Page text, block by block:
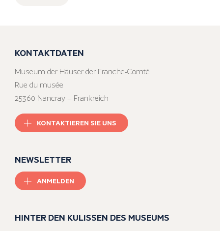
KONTAKTDATEN
Museum der Häuser der Franche-Comté
Rue du musée
25360 Nancray – Frankreich
KONTAKTIEREN SIE UNS
NEWSLETTER
ANMELDEN
HINTER DEN KULISSEN DES MUSEUMS